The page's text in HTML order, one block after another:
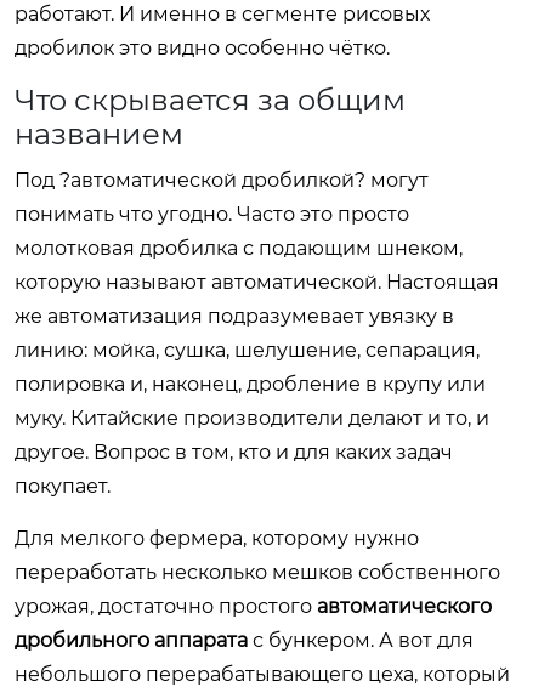
работают. И именно в сегменте рисовых
дробилок это видно особенно чётко.
Что скрывается за общим
названием
Под ?автоматической дробилкой? могут
понимать что угодно. Часто это просто
молотковая дробилка с подающим шнеком,
которую называют автоматической. Настоящая
же автоматизация подразумевает увязку в
линию: мойка, сушка, шелушение, сепарация,
полировка и, наконец, дробление в крупу или
муку. Китайские производители делают и то, и
другое. Вопрос в том, кто и для каких задач
покупает.
Для мелкого фермера, которому нужно
переработать несколько мешков собственного
урожая, достаточно простого автоматического
дробильного аппарата с бункером. А вот для
небольшого перерабатывающего цеха, который